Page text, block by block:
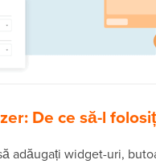
De ce să-l
adăugați widget-uri,